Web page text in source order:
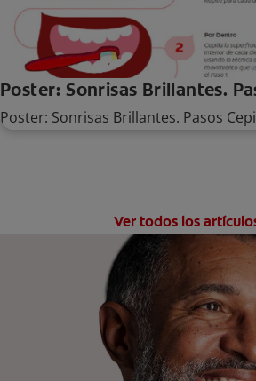
Poster: Sonrisas Brillantes.
Poster: Sonrisas Brillantes. Pasos
Ver todos los